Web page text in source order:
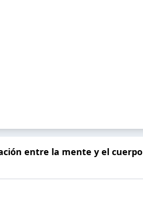
entre la mente y el cuerpo